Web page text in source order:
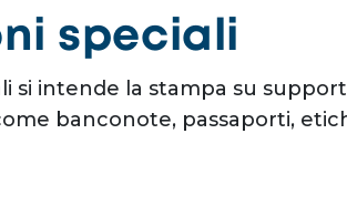
speciali
si intende la stampa su
banconote, passaporti,